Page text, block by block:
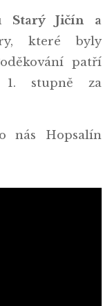
Starý Jičín a
které byly
patří
stupně za
nás Hopsalín